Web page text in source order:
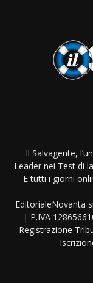
Il Salvagente,
Leader nei Test di
E tutti i giorni
EditorialeNovanta
| P.IVA
Registrazione